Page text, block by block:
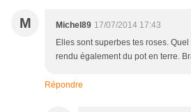
M Michel89 17/07/2014 17:43
Elles sont superbes tes roses.
rendu également du pot en terre.
Répondre